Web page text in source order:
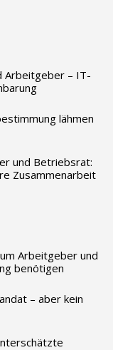
Arbeitgeber – IT-
lähmen
und Betriebsrat:
Zusammenarbeit
Arbeitgeber und
benötigen
– aber kein